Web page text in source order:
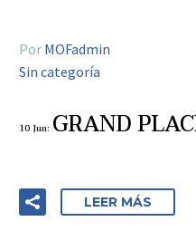
Por MOFadmin
Sin categoría
10 Jun: GRAND
LEER MÁS